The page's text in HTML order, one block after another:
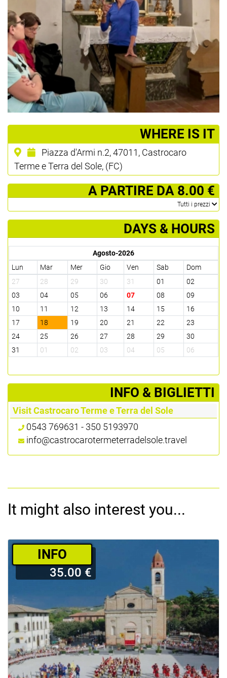
­WHERE IS IT
Piazza d'Armi n.2, 47011, Castrocaro
Terme e Terra del Sole, (FC)
­ A PARTIRE DA 8.00 €
­Tutti i prezzi
DAYS & HOURS
Agosto-2026
Lun
Mar Mer Gio Ven Sab
Dom
27
28 29 30 31 01
02
03
04 05 06 07 08
09
10
11 12 13 14 15
16
17
18 19 20 21 22
23
24
25 26 27 28 29
30
31
01 02 03 04 05 06
­INFO & BIGLIETTI
Visit Castrocaro Terme e Terra del Sole
0543 769631 - 350 5193970
info@castrocarotermeterradelsole.travel
It might also interest you...
­INFO
35.00 €